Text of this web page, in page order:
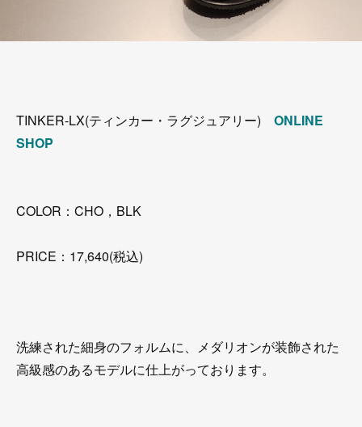
TINKER-LX(ティンカー・ラグジュアリー) ONLINE
SHOP
COLOR：CHO，BLK
PRICE：17,640(税込)
洗練された細身のフォルムに、メダリオンが装飾された
高級感のあるモデルに仕上がっております。